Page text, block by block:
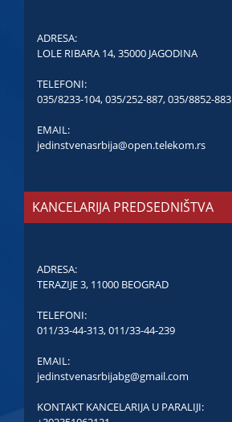
ADRESA:
LOLE RIBARA 14, 35000 JAGODINA
TELEFONI:
035/8233-104,035/252-887,035/8852-883
EMAIL:
jedinstvenasrbija@open.telekom.rs
KANCELARIJA PREDSEDNIŠTVA
ADRESA:
TERAZIJE 3, 11000 BEOGRAD
TELEFONI:
011/33-44-313,011/33-44-239
EMAIL:
jedinstvenasrbijabg@gmail.com
KONTAKT KANCELARIJA U PARALIJI: